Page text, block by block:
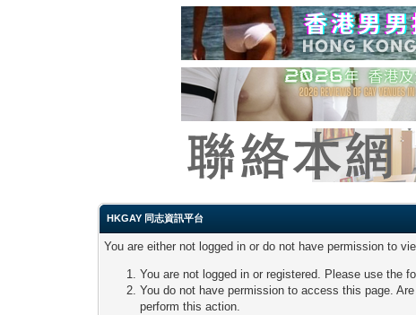
HKGAY 同志資訊平台
You are either not logged in or do not have permission to
You are not logged in or registered. Please use the
You do not have permission to access this page.
perform this action.